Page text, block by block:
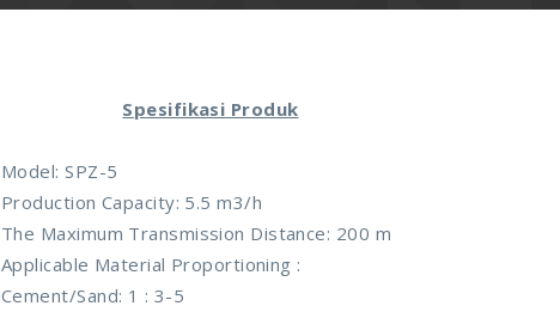
Spesifikasi Produk
Model: SPZ-5
Production Capacity: 5.5 m3/h
The Maximum Transmission Distance: 200 m
Applicable Material Proportioning :
Cement/Sand: 1 : 3-5